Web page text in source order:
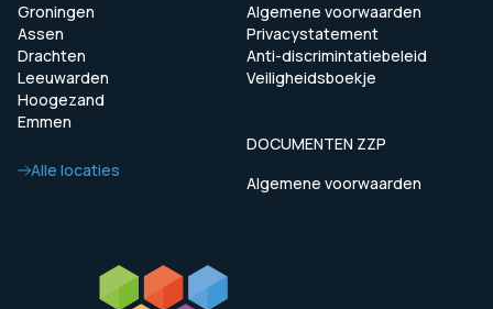
Groningen
Assen
Drachten
Leeuwarden
Hoogezand
Emmen
Alle locaties
Algemene voorwaarden
Privacystatement
Anti-discrimintatiebeleid
Veiligheidsboekje
DOCUMENTEN ZZP
Algemene voorwaarden